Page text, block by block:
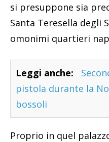
si presuppone sia
Santa Teresella degli
omonimi quartieri
Leggi anche:
pistola durante la
bossoli
Proprio in quel